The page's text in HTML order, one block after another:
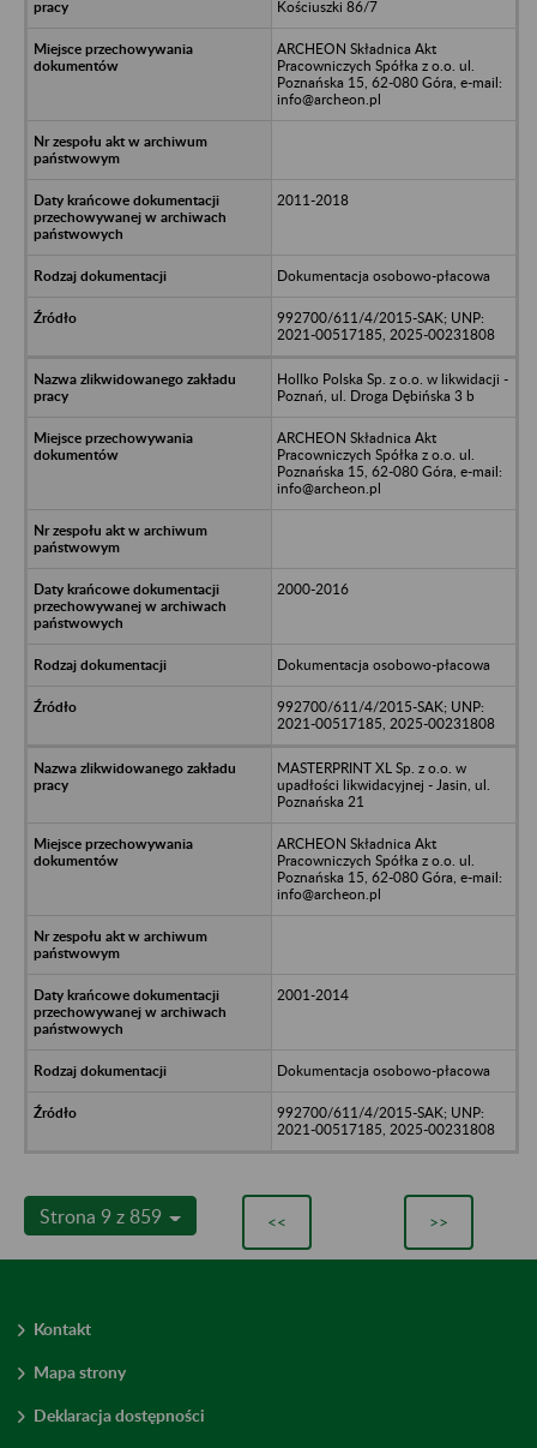
Kościuszki 86/7
ARCHEON Składnica Akt
Pracowniczych Spółka z o.o. ul.
Poznańska 15, 62-080 Góra, e-mail:
info@archeon.pl
2011-2018
Dokumentacja osobowo-płacowa
992700/611/4/2015-SAK; UNP:
2021-00517185, 2025-00231808
Hollko Polska Sp. z o.o. w likwidacji -
Poznań, ul. Droga Dębińska 3 b
ARCHEON Składnica Akt
Pracowniczych Spółka z o.o. ul.
Poznańska 15, 62-080 Góra, e-mail:
info@archeon.pl
2000-2016
Dokumentacja osobowo-płacowa
992700/611/4/2015-SAK; UNP:
2021-00517185, 2025-00231808
MASTERPRINT XL Sp. z o.o. w
upadłości likwidacyjnej - Jasin, ul.
Poznańska 21
ARCHEON Składnica Akt
Pracowniczych Spółka z o.o. ul.
Poznańska 15, 62-080 Góra, e-mail:
info@archeon.pl
2001-2014
Dokumentacja osobowo-płacowa
992700/611/4/2015-SAK; UNP:
2021-00517185, 2025-00231808
Strona 9 z 859 << >>
Kontakt
Mapa strony
Deklaracja dostępności